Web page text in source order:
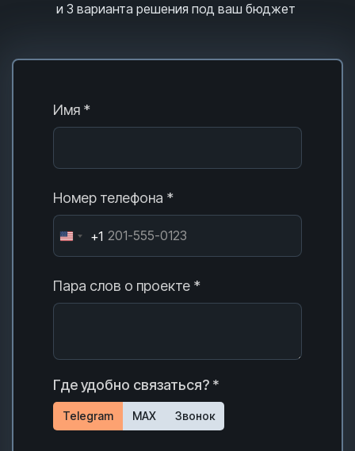
и 3 варианта решения под ваш бюджет
Имя *
Номер телефона *
+1
Пара слов о проекте *
Где удобно связаться? *
Telegram MAX Звонок